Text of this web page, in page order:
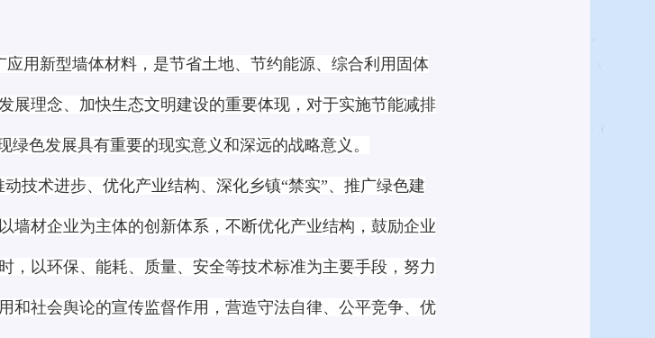
用新型墙体材料，是节省土地、节约能源、综合利用固体
展理念、加快生态文明建设的重要体现，对于实施节能减排
色发展具有重要的现实意义和深远的战略意义。
技术进步、优化产业结构、深化乡镇“禁实”、推广绿色建
墙材企业为主体的创新体系，不断优化产业结构，鼓励企业
，以环保、能耗、质量、安全等技术标准为主要手段，努力
和社会舆论的宣传监督作用，营造守法自律、公平竞争、优